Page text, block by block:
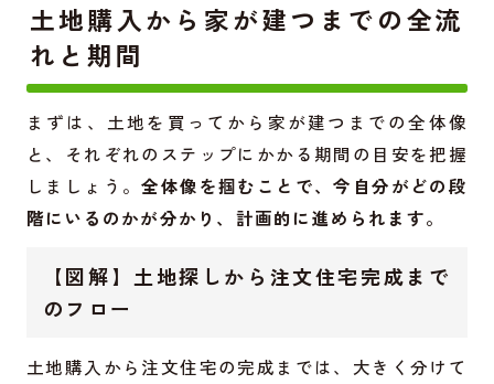
土地購入から家が建つまでの全流
れと期間
まずは、土地を買ってから家が建つまでの全体像
と、それぞれのステップにかかる期間の目安を把握
しましょう。全体像を掴むことで、今自分がどの段
階にいるのかが分かり、計画的に進められます。
【図解】土地探しから注文住宅完成まで
のフロー
土地購入から注文住宅の完成までは、大きく分けて